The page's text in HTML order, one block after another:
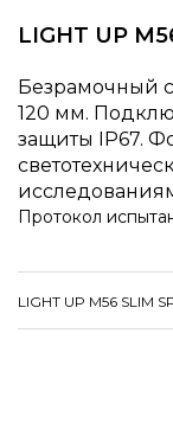
LIGHT UP
Безрамочный
120 мм.
защиты IP67.
Протокол
LIGHT UP M56 SLIM